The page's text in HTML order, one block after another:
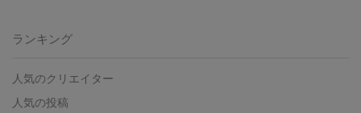
ランキング
人気のクリエイター
人気の投稿